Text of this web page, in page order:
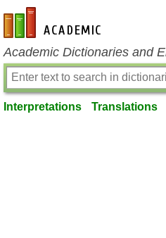
en-academic.com
Academic Dictionaries and
Interpretations Translations